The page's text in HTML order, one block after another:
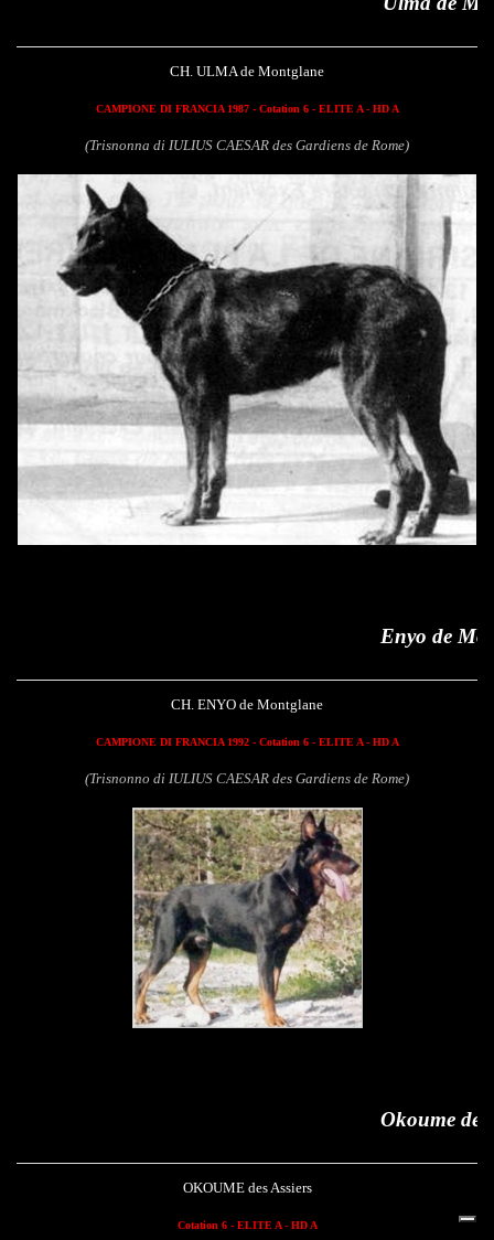
CH. ULMA de Montglane
CAMPIONE DI FRANCIA 1987 - Cotation 6 - ELITE A - HD A
(Trisnonna di IULIUS CAESAR des Gardiens de Rome)
Enyo de Montglane
CH. ENYO de Montglane
CAMPIONE DI FRANCIA 1992 - Cotation 6 - ELITE A - HD A
(Trisnonno di IULIUS CAESAR des Gardiens de Rome)
Okoume des Assiers
OKOUME des Assiers
Cotation 6 - ELITE A - HD A